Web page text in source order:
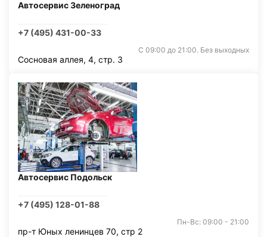
Автосервис Зеленоград
+7 (495) 431-00-33
С 09:00 до 21:00. Без выходных
Сосновая аллея, 4, стр. 3
Автосервис Подольск
+7 (495) 128-01-88
Пн-Вс: 09:00 - 21:00
пр-т Юных ленинцев 70, стр 2